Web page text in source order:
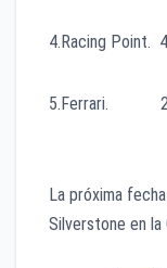
4.Racing Point.
5.Ferrari.
La próxima
Silverstone en la